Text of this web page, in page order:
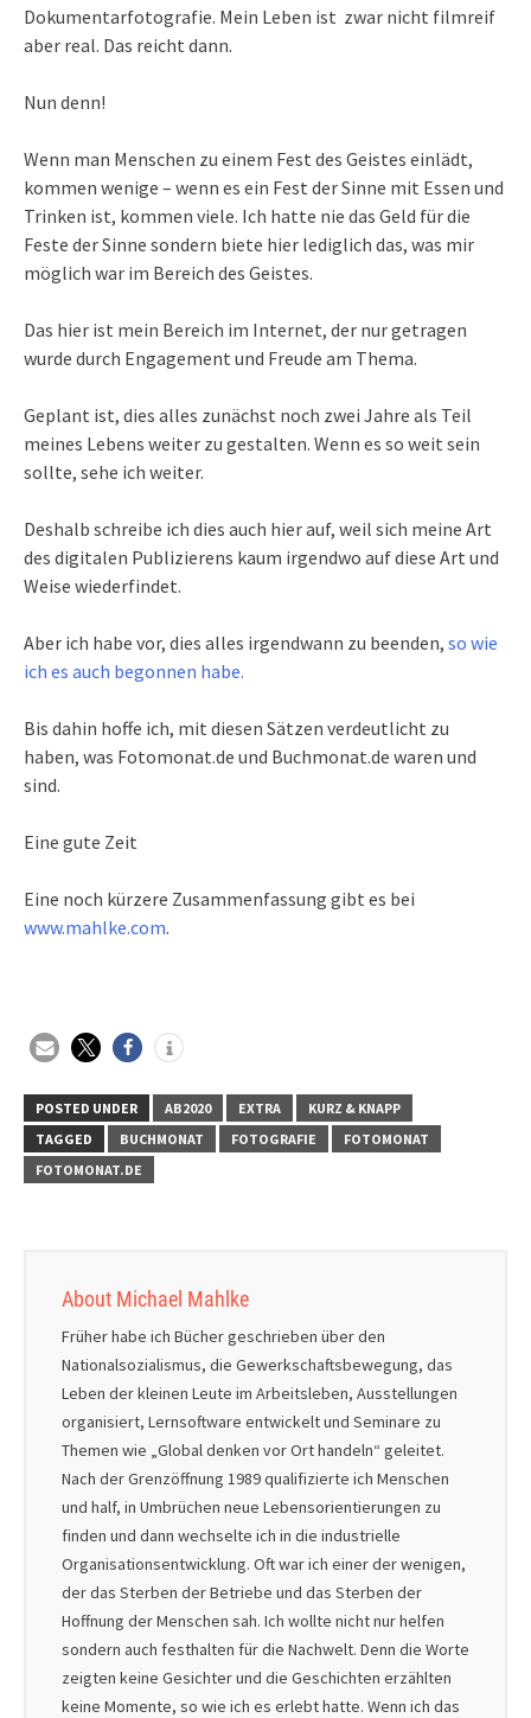
Dokumentarfotografie. Mein Leben ist zwar nicht filmreif
aber real. Das reicht dann.
Nun denn!
Wenn man Menschen zu einem Fest des Geistes einlädt,
kommen wenige – wenn es ein Fest der Sinne mit Essen und
Trinken ist, kommen viele. Ich hatte nie das Geld für die
Feste der Sinne sondern biete hier lediglich das, was mir
möglich war im Bereich des Geistes.
Das hier ist mein Bereich im Internet, der nur getragen
wurde durch Engagement und Freude am Thema.
Geplant ist, dies alles zunächst noch zwei Jahre als Teil
meines Lebens weiter zu gestalten. Wenn es so weit sein
sollte, sehe ich weiter.
Deshalb schreibe ich dies auch hier auf, weil sich meine Art
des digitalen Publizierens kaum irgendwo auf diese Art und
Weise wiederfindet.
Aber ich habe vor, dies alles irgendwann zu beenden, so wie
ich es auch begonnen habe.
Bis dahin hoffe ich, mit diesen Sätzen verdeutlicht zu
haben, was Fotomonat.de und Buchmonat.de waren und
sind.
Eine gute Zeit
Eine noch kürzere Zusammenfassung gibt es bei
www.mahlke.com.
POSTED UNDER AB2020 EXTRA
KURZ & KNAPP
TAGGED
BUCHMONAT FOTOGRAFIE
FOTOMONAT
FOTOMONAT.DE
About Michael Mahlke
Früher habe ich Bücher geschrieben über den
Nationalsozialismus, die Gewerkschaftsbewegung, das
Leben der kleinen Leute im Arbeitsleben, Ausstellungen
organisiert, Lernsoftware entwickelt und Seminare zu
Themen wie „Global denken vor Ort handeln“ geleitet.
Nach der Grenzöffnung 1989 qualifizierte ich Menschen
und half, in Umbrüchen neue Lebensorientierungen zu
finden und dann wechselte ich in die industrielle
Organisationsentwicklung. Oft war ich einer der wenigen,
der das Sterben der Betriebe und das Sterben der
Hoffnung der Menschen sah. Ich wollte nicht nur helfen
sondern auch festhalten für die Nachwelt. Denn die Worte
zeigten keine Gesichter und die Geschichten erzählten
keine Momente, so wie ich es erlebt hatte. Wenn ich das